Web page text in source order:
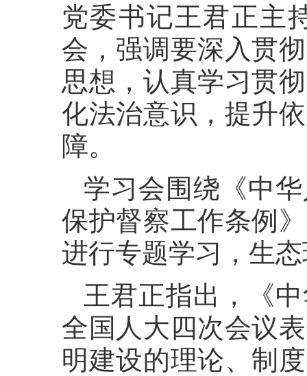
党委书记王君正主
会，强调要深入贯
思想，认真学习贯
化法治意识，提升
障。
学习会围绕《中
保护督察工作条例
进行专题学习，生
王君正指出，《
全国人大四次会议
明建设的理论、制